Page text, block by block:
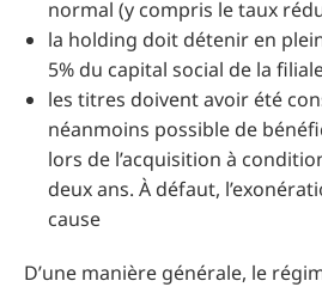
normal (y compris le taux
la holding doit détenir en
5% du capital social de la
les titres doivent avoir été
néanmoins possible de
lors de l’acquisition à
deux ans. À défaut,
cause
D’une manière générale, le